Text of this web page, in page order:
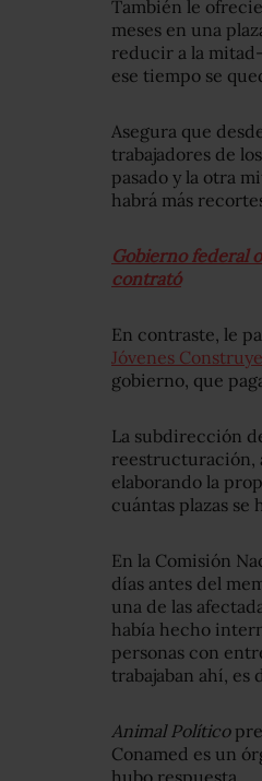
También le
meses en una
reducir a la
ese tiempo se
Asegura que
trabajadores de
pasado y la otra
habrá más
Gobierno federal
contrató
En contraste, le
Jóvenes
gobierno, que
La subdirección
reestructuración,
elaborando la
cuántas plazas se
En la Comisión
días antes del
una de las
había hecho
personas con
trabajaban ahí, es
Animal Político
Conamed es un